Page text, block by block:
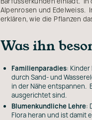
Alpenrosen und Edelweiss.
erklären, wie die Pflanzen
Was ihn
Familienparadies:
durch Sand- und
in der Nähe entspannen.
ausgerichtet sind.
Blumenkundliche Lehre:
Flora heran und ist damit